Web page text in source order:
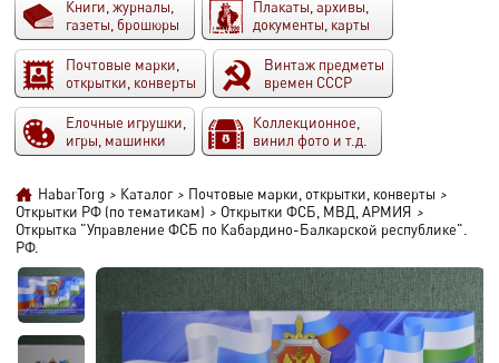
Книги, журналы,
газеты, брошюры
Плакаты, архивы,
документы, карты
Почтовые марки,
открытки, конверты
Винтаж предметы
времен СССР
Елочные игрушки,
игры, машинки
Коллекционное,
винил фото и т.д.
HabarTorg > Каталог > Почтовые марки, открытки, конверты >
Открытки РФ (по тематикам) > Открытки ФСБ, МВД, АРМИЯ >
Открытка "Управление ФСБ по Кабардино-Балкарской республике".
РФ.